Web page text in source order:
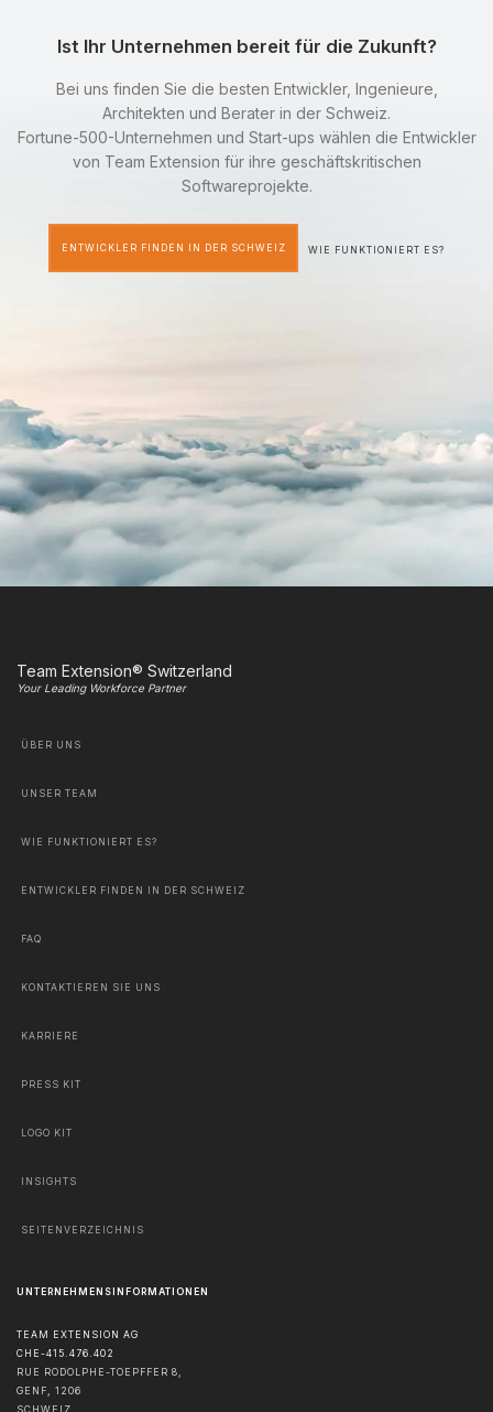
Ist Ihr Unternehmen bereit für die Zukunft?
Bei uns finden Sie die besten Entwickler, Ingenieure,
Architekten und Berater in der Schweiz.
Fortune-500-Unternehmen und Start-ups wählen die Entwickler
von Team Extension für ihre geschäftskritischen
Softwareprojekte.
ENTWICKLER FINDEN IN DER SCHWEIZ WIE FUNKTIONIERT ES?
Team Extension® Switzerland
Your Leading Workforce Partner
ÜBER UNS
UNSER TEAM
WIE FUNKTIONIERT ES?
ENTWICKLER FINDEN IN DER SCHWEIZ
FAQ
KONTAKTIEREN SIE UNS
KARRIERE
PRESS KIT
LOGO KIT
INSIGHTS
SEITENVERZEICHNIS
UNTERNEHMENSINFORMATIONEN
TEAM EXTENSION AG
CHE-415.476.402
RUE RODOLPHE-TOEPFFER 8,
GENF, 1206